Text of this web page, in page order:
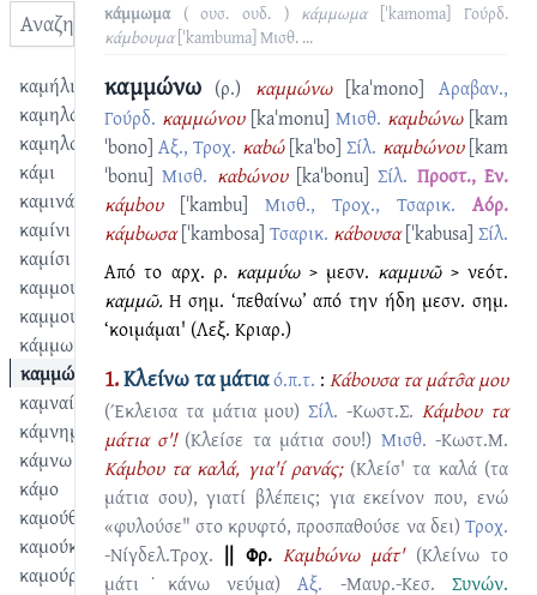
καμήλι
καμηλόκκο
καμηλουκουρί
κάμι
καμινάς
καμίνι
καμίσι
καμμουτσάω
καμμούτσημα
κάμμωμα
καμμώνω
καμναίνω
κάμνημα
κάμνω
κάμο
καμούθι
καμούκ
καμούρ
κάμμωμα ( ουσ. ουδ. ) κάμμωμα [ˈkamoma] Γούρδ.
κάμbουμα [ˈkambuma] Μισθ. ...
καμμώνω (ρ.) καμμώνω [kaˈmono] Αραβαν.,
Γούρδ. καμμώνου [kaˈmonu] Μισθ. καμbώνω [kam
ˈbono] Αξ., Τροχ. καbώ [kaˈbo] Σίλ. καμbώνου [kam
ˈbonu] Μισθ. καbώνου [kaˈbonu] Σίλ. Προστ., Εν.
κάμbου
[ˈkambu] Μισθ., Τροχ., Τσαρικ.
Αόρ.
κάμbωσα [ˈkambosa] Τσαρικ. κάbουσα [ˈkabusa] Σίλ.
Από το αρχ. ρ. καμμύω> μεσν. καμμυῶ > νεότ.
καμμῶ.Η σημ. ‘πεθαίνω’ από την ήδη μεσν. σημ.
‘κοιμάμαι' (Λεξ. Κριαρ.)
1.Κλείνω τα μάτιαό.π.τ. : Κάbουσα τα μάτσ̑α μου
(Έκλεισα τα μάτια μου)Σίλ. -Κωστ.Σ. Kάμboυ τα
μάτια σ'! (Κλείσε τα μάτια σου!) Μισθ. -Κωστ.Μ.
Κάμbου τα καλά, για'ί ρανάς; (Κλείσ' τα καλά (τα
μάτια σου), γιατί βλέπεις; για εκείνον που, ενώ
«φυλούσε" στο κρυφτό, προσπαθούσε να δει) Τροχ.
-Νίγδελ.Τροχ. || Φρ. Καμbώνω μάτ' (Κλείνω το
μάτι˙κάνω νεύμα)Αξ. -Μαυρ.-Κεσ.
Συνών.